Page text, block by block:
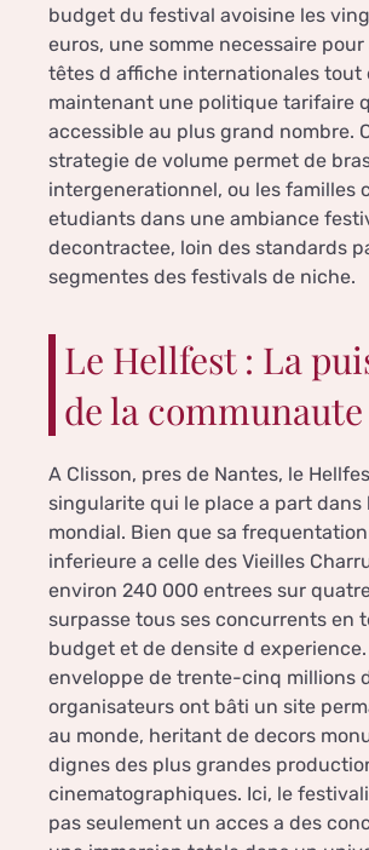
budget du festival avoisine les
euros, une somme necessaire
têtes d affiche internationales tout
maintenant une politique tarifaire
accessible au plus grand nombre.
strategie de volume permet de
intergenerationnel, ou les familles
etudiants dans une ambiance
decontractee, loin des standards
segmentes des festivals de niche.
Le Hellfest : La
de la
A Clisson, pres de Nantes, le
singularite qui le place a part dans
mondial. Bien que sa
inferieure a celle des Vieilles
environ 240 000 entrees sur
surpasse tous ses concurrents en
budget et de densite d
enveloppe de trente-cinq millions
organisateurs ont bâti un site
au monde, heritant de decors
dignes des plus grandes
cinematographiques. Ici, le
pas seulement un acces a des